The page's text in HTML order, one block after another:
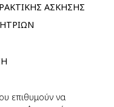
ΑΣΚΗΣΗΣ
επιθυμούν να